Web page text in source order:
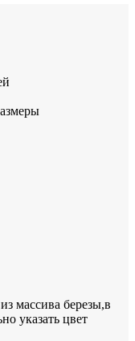
массива березы,в
указать цвет